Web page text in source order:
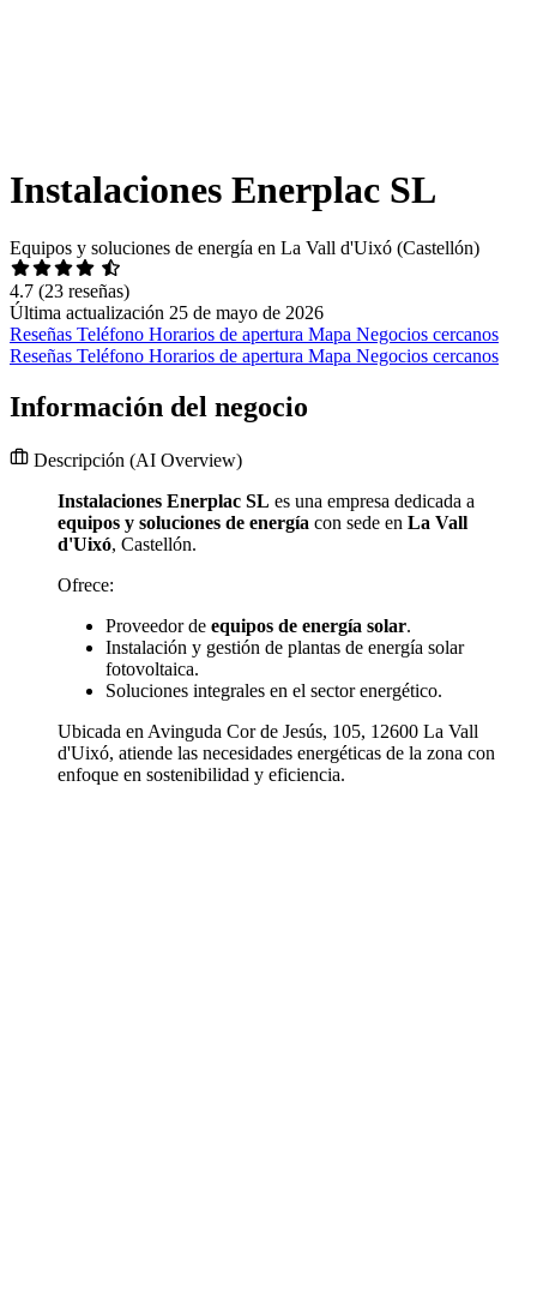
Instalaciones Enerplac SL
Equipos y soluciones de energía en La Vall d'Uixó (Castellón)
4.7 (23 reseñas)
Última actualización 25 de mayo de 2026
Reseñas Teléfono Horarios de apertura Mapa Negocios cercanos
Reseñas Teléfono Horarios de apertura Mapa Negocios cercanos
Información del negocio
Descripción (AI Overview)
Instalaciones Enerplac SL es una empresa dedicada a
equipos y soluciones de energía con sede en La Vall
d'Uixó, Castellón.
Ofrece:
Proveedor de equipos de energía solar.
Instalación y gestión de plantas de energía solar
fotovoltaica.
Soluciones integrales en el sector energético.
Ubicada en Avinguda Cor de Jesús, 105, 12600 La Vall
d'Uixó, atiende las necesidades energéticas de la zona con
enfoque en sostenibilidad y eficiencia.